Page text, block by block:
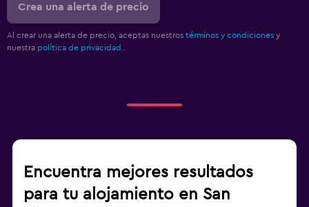
Crea una alerta de precio
Al crear una alerta de precio, aceptas nuestros términos y condiciones y
nuestra política de privacidad.
Encuentra mejores resultados
para tu alojamiento en San